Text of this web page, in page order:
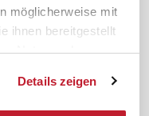
möglicherweise mit
ihnen bereitgestellt
Nutzung der
Details zeigen